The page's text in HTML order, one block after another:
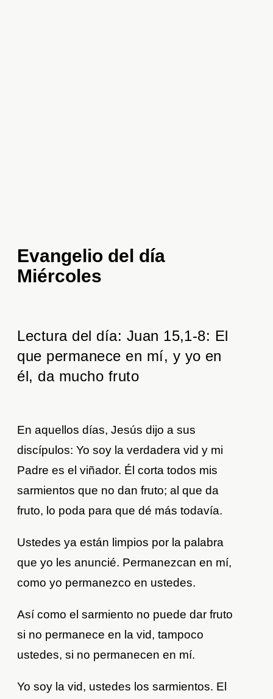
Evangelio del día
Miércoles
Lectura del día: Juan 15,1-8: El
que permanece en mí, y yo en
él, da mucho fruto
En aquellos días, Jesús dijo a sus
discípulos: Yo soy la verdadera vid y mi
Padre es el viñador. Él corta todos mis
sarmientos que no dan fruto; al que da
fruto, lo poda para que dé más todavía.
Ustedes ya están limpios por la palabra
que yo les anuncié. Permanezcan en mí,
como yo permanezco en ustedes.
Así como el sarmiento no puede dar fruto
si no permanece en la vid, tampoco
ustedes, si no permanecen en mí.
Yo soy la vid, ustedes los sarmientos. El